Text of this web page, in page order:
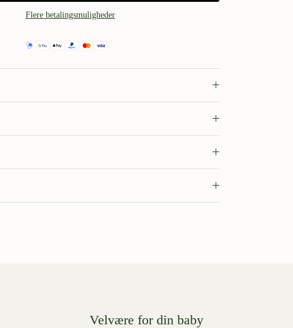
Flere betalingsmuligheder
Velvære for din baby